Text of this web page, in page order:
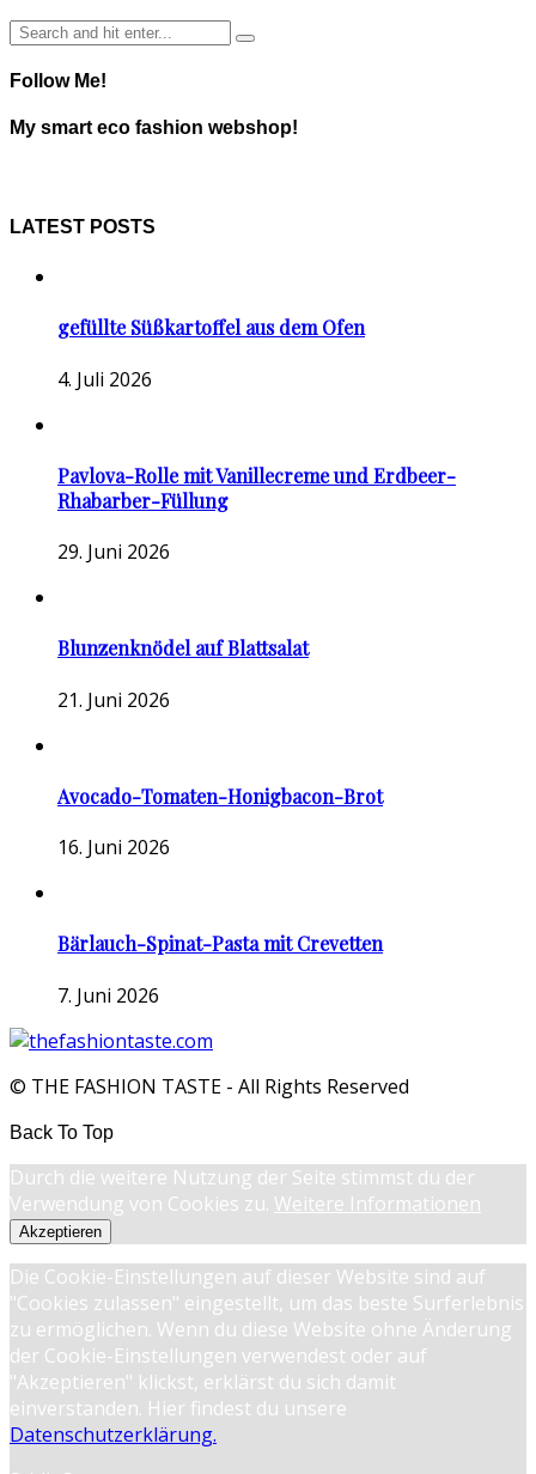
Follow Me!
My smart eco fashion webshop!
LATEST POSTS
gefüllte Süßkartoffel aus dem Ofen
4. Juli 2026
Pavlova-Rolle mit Vanillecreme und Erdbeer-
Rhabarber-Füllung
29. Juni 2026
Blunzenknödel auf Blattsalat
21. Juni 2026
Avocado-Tomaten-Honigbacon-Brot
16. Juni 2026
Bärlauch-Spinat-Pasta mit Crevetten
7. Juni 2026
© THE FASHION TASTE - All Rights Reserved
Back To Top
Durch die weitere Nutzung der Seite stimmst du der
Verwendung von Cookies zu. Weitere Informationen
Akzeptieren
Die Cookie-Einstellungen auf dieser Website sind auf
"Cookies zulassen" eingestellt, um das beste Surferlebnis
zu ermöglichen. Wenn du diese Website ohne Änderung
der Cookie-Einstellungen verwendest oder auf
"Akzeptieren" klickst, erklärst du sich damit
einverstanden. Hier findest du unsere
Datenschutzerklärung.